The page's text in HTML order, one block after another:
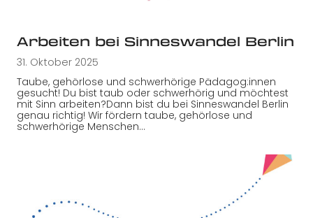
Arbeiten bei Sinneswandel Berlin
31. Oktober 2025
Taube, gehörlose und schwerhörige Pädagog:innen
gesucht! Du bist taub oder schwerhörig und möchtest
mit Sinn arbeiten?Dann bist du bei Sinneswandel Berlin
genau richtig! Wir fördern taube, gehörlose und
schwerhörige Menschen…